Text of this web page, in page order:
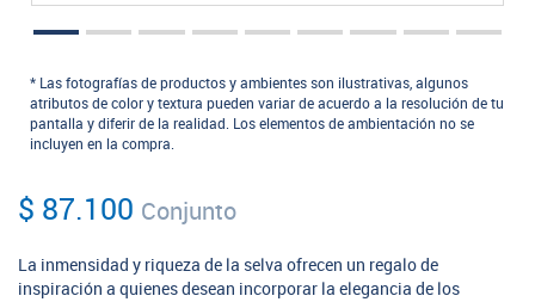
* Las fotografías de productos y ambientes son ilustrativas, algunos
atributos de color y textura pueden variar de acuerdo a la resolución de tu
pantalla y diferir de la realidad. Los elementos de ambientación no se
incluyen en la compra.
$ 87.100 Conjunto
La inmensidad y riqueza de la selva ofrecen un regalo de
inspiración a quienes desean incorporar la elegancia de los